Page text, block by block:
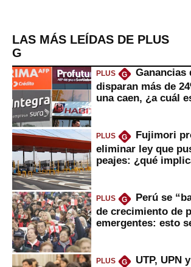
LAS MÁS LEÍDAS DE PLUS
G
PLUS G
Ganancias
disparan más de
una caen, ¿a cuál
PLUS G
Fujimori
eliminar ley que
peajes: ¿qué
PLUS G
Perú se
de crecimiento de
emergentes: esto
PLUS G
UTP, UPN